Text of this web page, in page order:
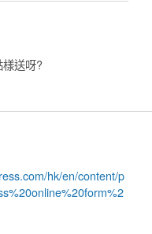
送呀?
hk/en/content/p